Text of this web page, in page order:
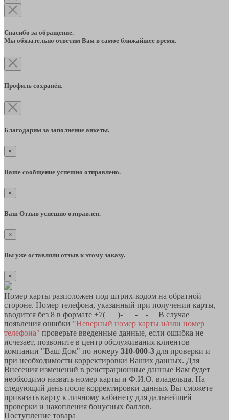
Спасибо за обращение.
Мы обязательно ответим Вам в самое ближайшее время.
Профиль сохранён.
Благодарим за заполнение анкеты.
×
Ваше сообщение успешно отправлено.
×
Ваш Отзыв успешно отправлен.
×
Вы уже оставляли отзыв к этому заказу.
×
Номер карты разположен под штрих-кодом на обратной
стороне. Номер телефона, указанный при получении карты,
вводится без 8 в формате +7(___)-___-__-__ В случае
появления ошибки "Неверный номер карты и/или номер
телефона" проверьте введенные данные, если ошибка не
исчезает, позвоните в центр обслуживания клиентов
компании "Ваш Дом" по номеру 310-000-3 для проверки и
при необходимости корректировки Ваших данных. Для
Внесения изменений в реистрационные данные Вам будет
необходимо назвать номер карты и Ф.И.О. владельца. На
следующий день после корректировки данных Вы сможете
привязать карту к личному кабинету для дальнейшей
проверки и накопления бонусных баллов.
Поступление товара